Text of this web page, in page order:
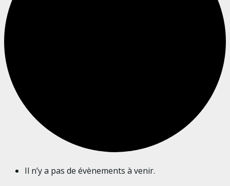
Il n’y a pas de évènements à venir.